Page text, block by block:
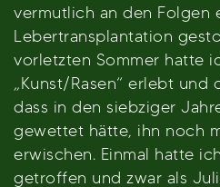
vermutlich an den Folgen
Lebertransplantation
vorletzten Sommer hatte
„Kunst/Rasen“ erlebt und
dass in den siebziger
gewettet hätte, ihn noch
erwischen. Einmal hatte
getroffen und zwar als